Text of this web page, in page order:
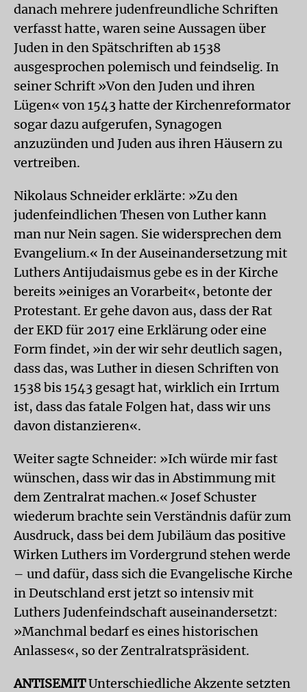
danach mehrere judenfreundliche Schriften
verfasst hatte, waren seine Aussagen über
Juden in den Spätschriften ab 1538
ausgesprochen polemisch und feindselig. In
seiner Schrift »Von den Juden und ihren
Lügen« von 1543 hatte der Kirchenreformator
sogar dazu aufgerufen, Synagogen
anzuzünden und Juden aus ihren Häusern zu
vertreiben.
Nikolaus Schneider erklärte: »Zu den
judenfeindlichen Thesen von Luther kann
man nur Nein sagen. Sie widersprechen dem
Evangelium.« In der Auseinandersetzung mit
Luthers Antijudaismus gebe es in der Kirche
bereits »einiges an Vorarbeit«, betonte der
Protestant. Er gehe davon aus, dass der Rat
der EKD für 2017 eine Erklärung oder eine
Form findet, »in der wir sehr deutlich sagen,
dass das, was Luther in diesen Schriften von
1538 bis 1543 gesagt hat, wirklich ein Irrtum
ist, dass das fatale Folgen hat, dass wir uns
davon distanzieren«.
Weiter sagte Schneider: »Ich würde mir fast
wünschen, dass wir das in Abstimmung mit
dem Zentralrat machen.« Josef Schuster
wiederum brachte sein Verständnis dafür zum
Ausdruck, dass bei dem Jubiläum das positive
Wirken Luthers im Vordergrund stehen werde
– und dafür, dass sich die Evangelische Kirche
in Deutschland erst jetzt so intensiv mit
Luthers Judenfeindschaft auseinandersetzt:
»Manchmal bedarf es eines historischen
Anlasses«, so der Zentralratspräsident.
ANTISEMITUnterschiedliche Akzente setzten